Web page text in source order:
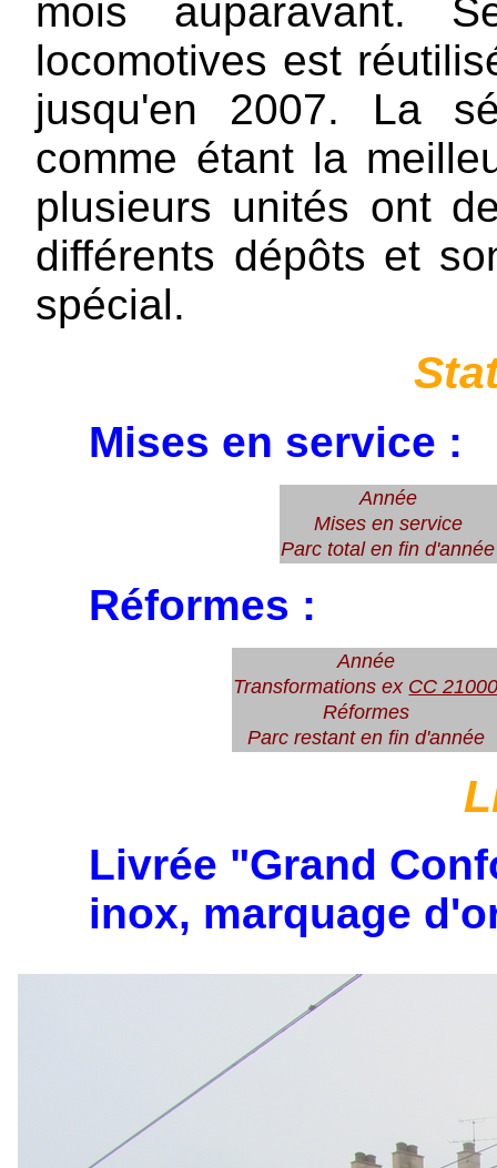
mois auparavant.
locomotives est
jusqu'en 2007. La
comme étant la
plusieurs unités ont
différents dépôts et
spécial.
Mises en service :
Année
Mises en service
Parc total en fin d'année
Réformes :
Année
Transformations ex CC
Réformes
Parc restant en fin d'année
Livrée "Grand
inox, marquage